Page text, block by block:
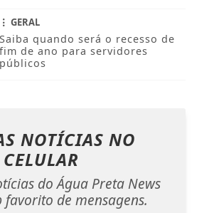
GERAL
Saiba quando será o recesso de
fim de ano para servidores
públicos
NOTÍCIAS NO
CELULAR
do Água Preta News
favorito de mensagens.